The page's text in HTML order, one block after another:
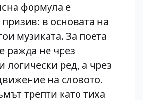
формула е
в основата на
музиката. За поета
ражда не чрез
логически ред, а чрез
на словото.
трепти като тиха